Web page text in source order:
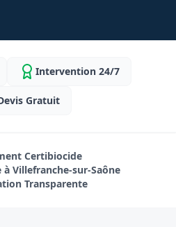
Intervention 24/7
Gratuit
Certibiocide
Villefranche-sur-Saône
Transparente